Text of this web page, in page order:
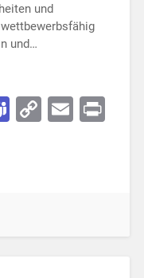
und
und…
Teams
CopyEmail